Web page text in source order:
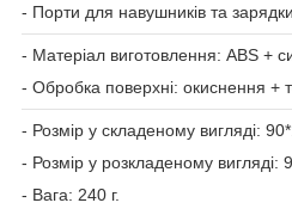
- Порти для навушників та зарядки
- Матеріал виготовлення: ABS +
- Обробка поверхні: окиснення +
- Розмір у складеному вигляді:
- Розмір у розкладеному
- Вага: 240 г.